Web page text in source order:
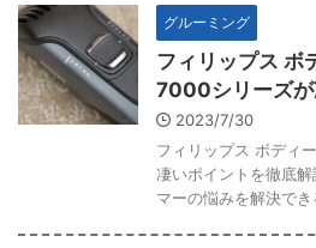
グルーミング
フィリップス ボ
7000シリーズが
2023/7/30
フィリップス ボディ
凄いポイントを徹底
マーの悩みを解決でき